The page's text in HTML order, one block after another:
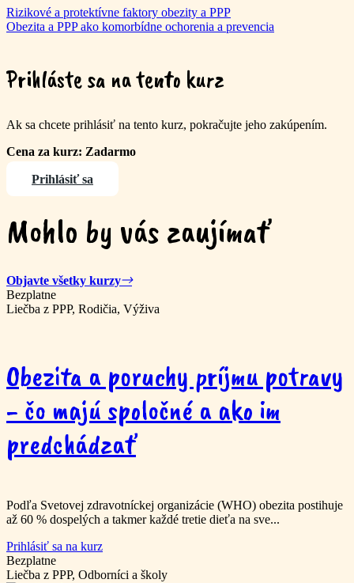
Rizikové a protektívne faktory obezity a PPP
Obezita a PPP ako komorbídne ochorenia a prevencia
Prihláste sa na tento kurz
Ak sa chcete prihlásiť na tento kurz, pokračujte jeho zakúpením.
Cena za kurz: Zadarmo
Prihlásiť sa
Mohlo by vás zaujímať
Objavte všetky kurzy
Bezplatne
Liečba z PPP, Rodičia, Výživa
Obezita a poruchy príjmu potravy
- čo majú spoločné a ako im
predchádzať
Podľa Svetovej zdravotníckej organizácie (WHO) obezita postihuje
až 60 % dospelých a takmer každé tretie dieťa na sve...
Prihlásiť sa na kurz
Bezplatne
Liečba z PPP, Odborníci a školy